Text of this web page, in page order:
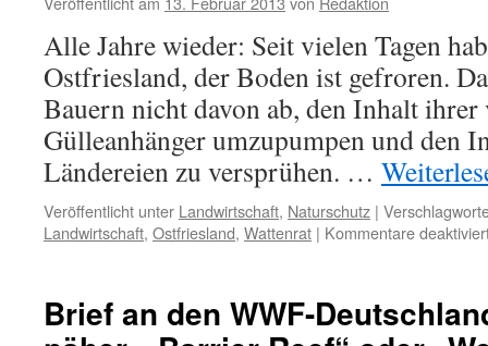
Alle Jahre wieder: Seit vielen Tagen
Ostfriesland, der Boden ist gefroren.
Bauern nicht davon ab, den Inhalt
Gülleanhänger umzupumpen und den
Ländereien zu versprühen. …
Veröffentlicht unter Landwirtschaft, Naturschutz |
Landwirtschaft, Ostfriesland, Wattenrat | Kommentare
Brief an den WWF-